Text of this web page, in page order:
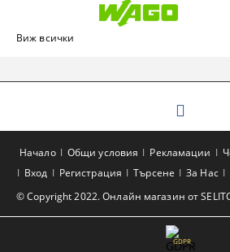
Виж всички
© Copyright 2022. Онлайн магазин от
Начало Общи условия Рекламации
Вход
Регистрация Търсене За Нас
GDPR